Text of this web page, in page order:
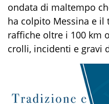
ondata di maltempo
ha colpito Messina e
raffiche oltre i 100 km
crolli, incidenti e gravi